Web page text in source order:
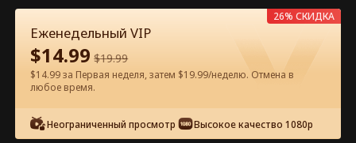
60Разблокировать сейчас
Смотреть бесплатно в приложении
Еженедельный VIP
$14.99 $19.99
$14.99 за Первая неделя, затем $19.99/неделю. Отмена в
любое время.
Неограниченный просмотр Высокое качество 1080p
26% СКИДКА